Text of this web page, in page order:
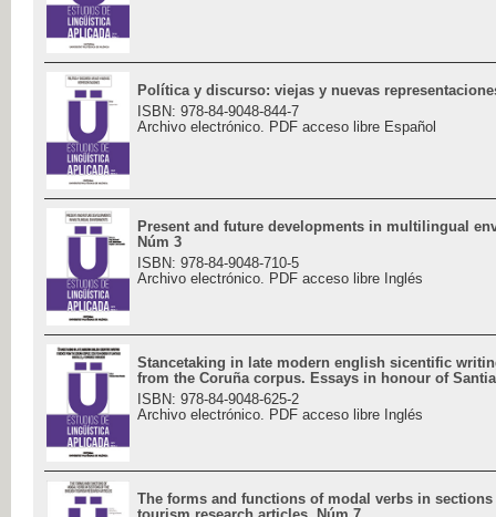
Política y discurso: viejas y nuevas
ISBN: 978-84-9048-844-7
Archivo electrónico. PDF acceso libre Español
Present and future developments in multilingual
Núm 3
ISBN: 978-84-9048-710-5
Archivo electrónico. PDF acceso libre Inglés
Stancetaking in late modern english sicentific
from the Coruña corpus. Essays in honour of
ISBN: 978-84-9048-625-2
Archivo electrónico. PDF acceso libre Inglés
The forms and functions of modal verbs in